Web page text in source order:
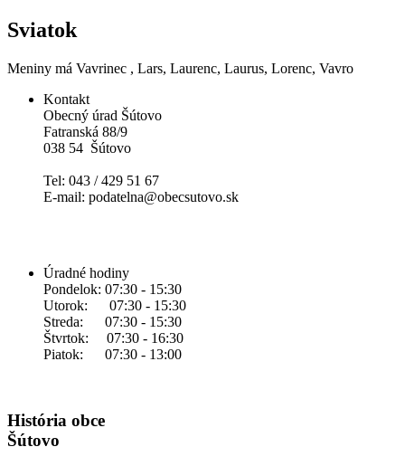
Sviatok
Meniny má Vavrinec , Lars, Laurenc, Laurus, Lorenc, Vavro
Kontakt
Obecný úrad Šútovo
Fatranská 88/9
038 54 Šútovo
Tel: 043 / 429 51 67
E-mail: podatelna@obecsutovo.sk
Úradné hodiny
Pondelok: 07:30 - 15:30
Utorok: 07:30 - 15:30
Streda: 07:30 - 15:30
Štvrtok: 07:30 - 16:30
Piatok: 07:30 - 13:00
História obce
Šútovo